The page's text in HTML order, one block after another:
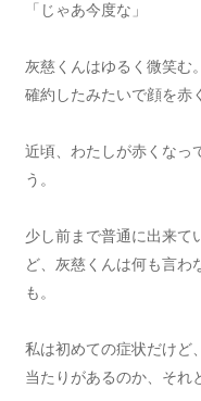
「じゃあ今度な」
灰慈くんはゆるく微笑む
確約したみたいで顔を赤
近頃、わたしが赤くなっ
う。
少し前まで普通に出来て
ど、灰慈くんは何も言わ
も。
私は初めての症状だけど
当たりがあるのか、それ